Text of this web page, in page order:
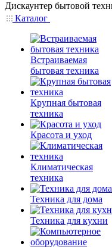
Дискаунтер бытовой
Каталог
Встраиваемая
бытовая техника
Крупная бытовая
техника
Красота и уход
Климатическая
техника
Техника для дома
Техника для кухни